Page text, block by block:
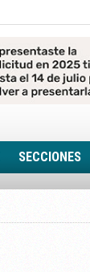
SECCIONES
FOTONOTICIA